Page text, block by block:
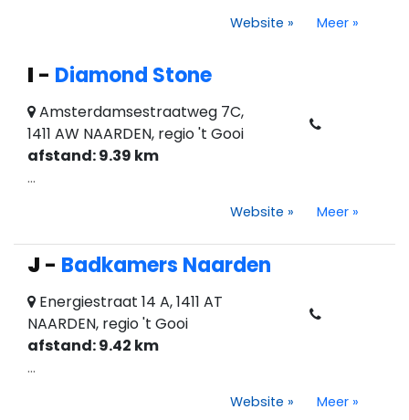
Website » Meer »
I - Diamond Stone
Amsterdamsestraatweg 7C,
1411 AW NAARDEN, regio 't Gooi
afstand: 9.39 km
...
Website » Meer »
J - Badkamers Naarden
Energiestraat 14 A, 1411 AT
NAARDEN, regio 't Gooi
afstand: 9.42 km
...
Website » Meer »